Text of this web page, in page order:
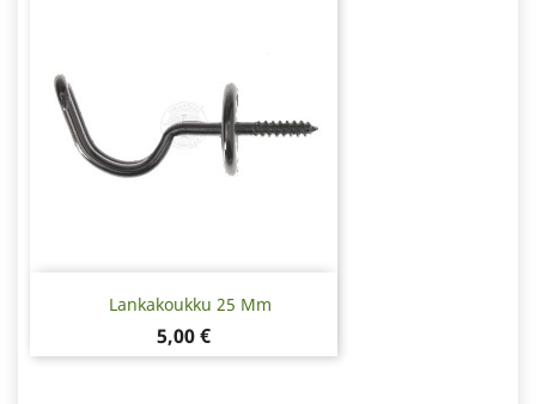
Lankakoukku 25 Mm
Hinta
5,00 €